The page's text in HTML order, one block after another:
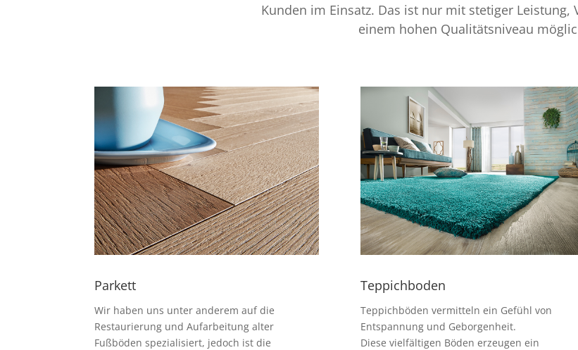
Kunden im Einsatz. Das ist nur mit stetiger Leistung,
einem hohen Qualitätsniveau
Parkett
Wir haben uns unter anderem auf die
Restaurierung und Aufarbeitung alter
Fußböden spezialisiert, jedoch ist die
Teppichboden
Teppichböden vermitteln ein Gefühl von
Entspannung und Geborgenheit.
Diese vielfältigen Böden erzeugen ein